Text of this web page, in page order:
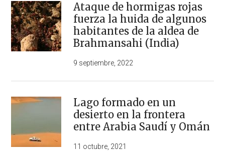
Ataque de hormigas rojas
fuerza la huida de algunos
habitantes de la aldea de
Brahmansahi (India)
9 septiembre, 2022
Lago formado en un
desierto en la frontera
entre Arabia Saudí y Omán
11 octubre, 2021